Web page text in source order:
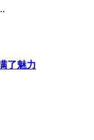
了魅力